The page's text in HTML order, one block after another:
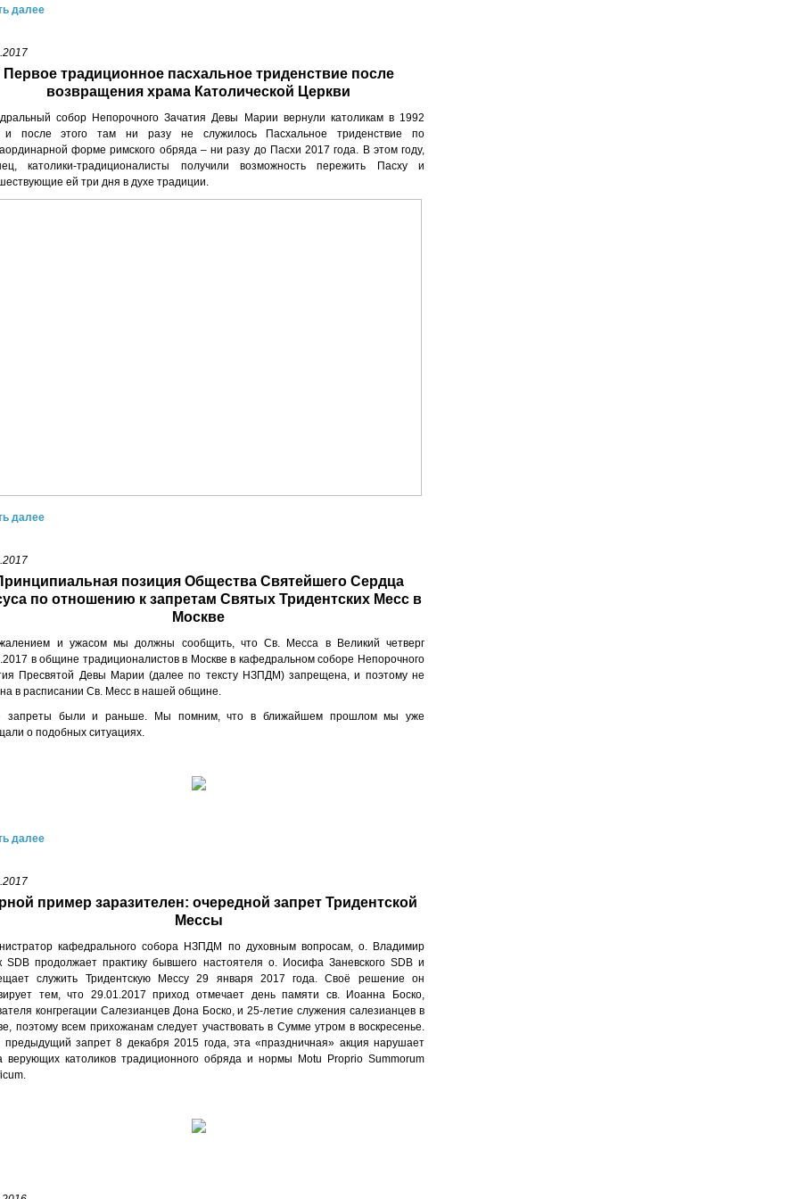
далее
Первое традиционное пасхальное триденствие после
возвращения храма Католической Церкви
собор Непорочного Зачатия Девы Марии вернули католикам в 1992
и после этого там ни разу не служилось Пасхальное триденствие по
форме римского обряда – ни разу до Пасхи 2017 года. В этом году,
католики-традиционалисты получили возможность пережить Пасху и
ей три дня в духе традиции.
далее
позиция Общества Святейшего Сердца
по отношению к запретам Святых Тридентских Месс в
Москве
и ужасом мы должны сообщить, что Св. Месса в Великий четверг
в общине традиционалистов в Москве в кафедральном соборе Непорочного
Пресвятой Девы Марии (далее по тексту НЗПДМ) запрещена, и поэтому не
в расписании Св. Месс в нашей общине.
запреты были и раньше. Мы помним, что в ближайшем прошлом мы уже
о подобных ситуациях.
далее
пример заразителен: очередной запрет Тридентской
Мессы
кафедрального собора НЗПДМ по духовным вопросам, о. Владимир
SDB продолжает практику бывшего настоятеля о. Иосифа Заневского SDB и
служить Тридентскую Мессу 29 января 2017 года. Своё решение он
тем, что 29.01.2017 приход отмечает день памяти св. Иоанна Боско,
конгрегации Салезианцев Дона Боско, и 25-летие служения салезианцев в
поэтому всем прихожанам следует участвовать в Сумме утром в воскресенье.
предыдущий запрет 8 декабря 2015 года, эта «праздничная» акция нарушает
верующих католиков традиционного обряда и нормы Motu Proprio Summorum